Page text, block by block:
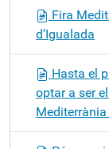
Fira
d’Igualada
Hasta el
optar a ser